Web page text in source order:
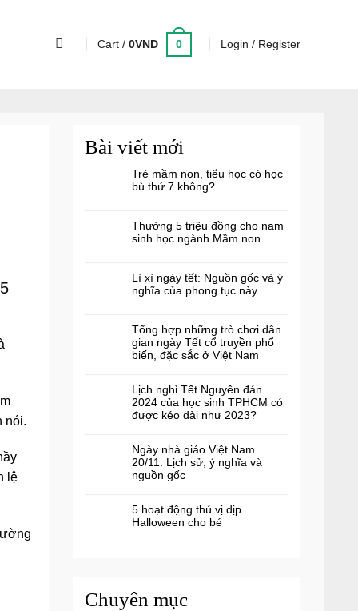
Cart /0VND 0 Login / Register
nói.
lệ
Bài viết mới
Trẻ mầm non, tiểu học có học
bù thứ 7 không?
Thưởng 5 triệu đồng cho nam
sinh học ngành Mầm non
Lì xì ngày tết: Nguồn gốc và ý
nghĩa của phong tục này
Tổng hợp những trò chơi dân
gian ngày Tết cổ truyền phổ
biến, đặc sắc ở Việt Nam
Lịch nghỉ Tết Nguyên đán
2024 của học sinh TPHCM có
được kéo dài như 2023?
Ngày nhà giáo Việt Nam
20/11: Lịch sử, ý nghĩa và
nguồn gốc
5 hoạt động thú vị dịp
Halloween cho bé
Chuyên mục